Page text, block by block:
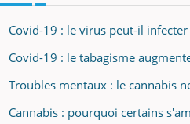
Covid-19 : le virus peut-il
Covid-19 : le tabagisme
Troubles mentaux : le cannabis
Cannabis : pourquoi certains